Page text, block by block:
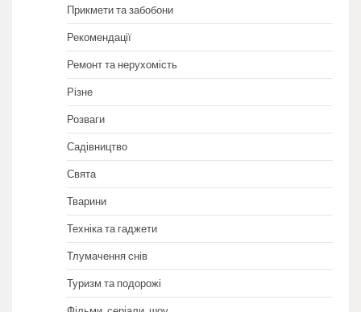
Прикмети та забобони
Рекомендації
Ремонт та нерухомість
Різне
Розваги
Садівництво
Свята
Тварини
Техніка та гаджети
Тлумачення снів
Туризм та подорожі